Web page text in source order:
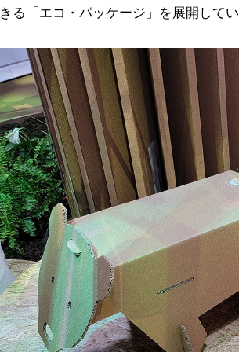
きる「エコ・パッケージ」を展開して